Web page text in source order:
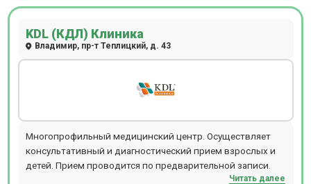
KDL (КДЛ) Клиника
Владимир, пр-т Теплицкий, д. 43
Многопрофильный медицинский центр. Осуществляет
консультативный и диагностический прием взрослых и
детей. Прием проводится по предварительной записи.
Читать далее